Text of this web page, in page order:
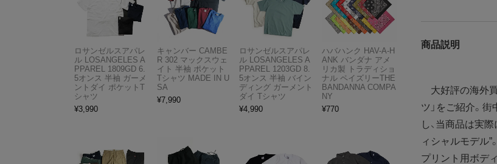
商品説明
大好評の海外買
ツ」をご紹介。
し、当商品は実
ィシャルモデル
プリント用ボデ
ロサンゼルスアパレ
ル LOSANGELES A
PPAREL 1809GD 6.
5オンス 半袖 ガーメ
ントダイ ポケットT
シャツ
¥3,990
キャンバー CAMBE
R 302 マックスウェ
イト 半袖 ポケット
Tシャツ MADE IN U
SA
¥7,990
ロサンゼルスアパレ
ル LOSANGELES A
PPAREL 1203GD 8.
5オンス 半袖 バイン
ディング ガーメント
ダイ Tシャツ
¥4,990
ハバハンク HAV-A-H
ANK バンダナ アメ
リカ製 トラディショ
ナル ペイズリーTHE
BANDANNA COMPA
NY
¥770